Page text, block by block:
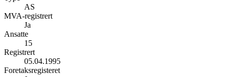
AS
MVA-registrert
Ja
Ansatte
15
Registrert
05.04.1995
Foretaksregisteret